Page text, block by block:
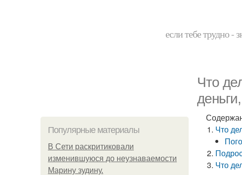
если тебе трудно -
Что
Популярные материалы
В Сети раскритиковали
изменившуюся до неузнаваемости
Марину зудину.
Что
Что